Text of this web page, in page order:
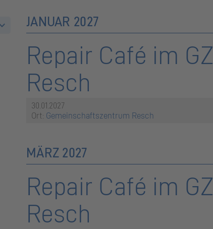
JANUAR 2027
Repair Café im GZ
Resch
30.01.2027
Ort: Gemeinschaftszentrum Resch
MÄRZ 2027
Repair Café im GZ
Resch